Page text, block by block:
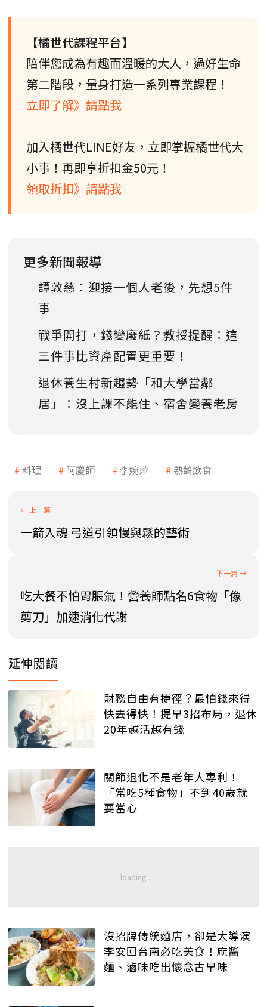
【橘世代課程平台】
陪伴您成為有趣而溫暖的大人，過好生命
第二階段，量身打造一系列專業課程！
立即了解》請點我
加入橘世代LINE好友，立即掌握橘世代大
小事！再即享折扣金50元！
領取折扣》請點我
更多新聞報導
譚敦慈：迎接一個人老後，先想5件
事
戰爭開打，錢變廢紙？教授提醒：這
三件事比資產配置更重要！
退休養生村新趨勢「和大學當鄰
居」：沒上課不能住、宿舍變養老房
料理 阿慶師 李婉萍 熟齡飲食
一箭入魂 弓道引領慢與鬆的藝術
吃大餐不怕胃脹氣！營養師點名6食物「像
剪刀」加速消化代謝
延伸閱讀
財務自由有捷徑？最怕錢來得
快去得快！提早3招布局，退休
20年越活越有錢
關節退化不是老年人專利！
「常吃5種食物」不到40歲就
要當心
沒招牌傳統麵店，卻是大導演
李安回台南必吃美食！麻醬
麵、滷味吃出懷念古早味